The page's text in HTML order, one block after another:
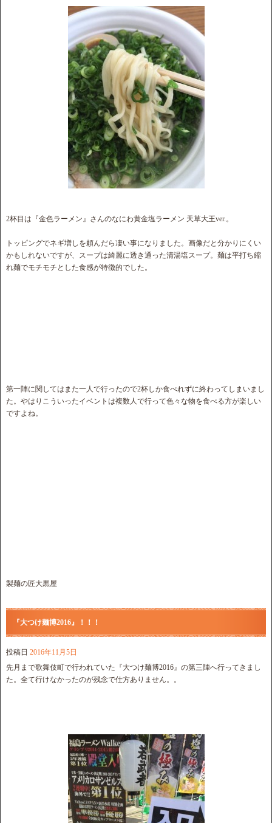
2杯目は『金色ラーメン』さんのなにわ黄金塩ラーメン 天草大王ver.。
トッピングでネギ増しを頼んだら凄い事になりました。画像だと分かりにくい
かもしれないですが、スープは綺麗に透き通った清湯塩スープ。麺は平打ち縮
れ麺でモチモチとした食感が特徴的でした。
第一陣に関してはまた一人で行ったので2杯しか食べれずに終わってしまいまし
た。やはりこういったイベントは複数人で行って色々な物を食べる方が楽しい
ですよね。
製麺の匠大黒屋
『大つけ麺博2016』！！！
投稿日 2016年11月5日
先月まで歌舞伎町で行われていた『大つけ麺博2016』の第三陣へ行ってきまし
た。全て行けなかったのが残念で仕方ありません。。